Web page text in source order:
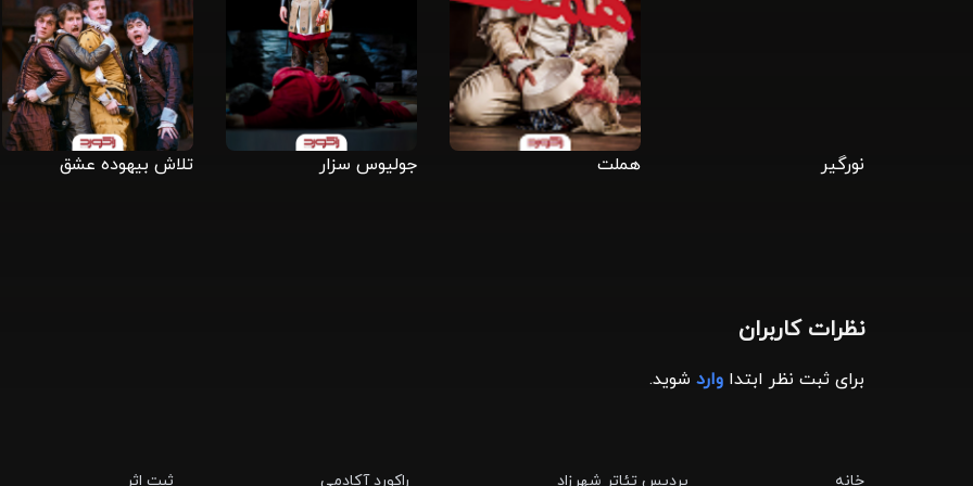
نورگیر هملت جولیوس سزار تلاش بیهوده عشق
نظرات کاربران
برای ثبت نظر ابتدا وارد شوید.
خانه پردیس تئاتر شهرزاد راکورد آکادمی ثبت اثر